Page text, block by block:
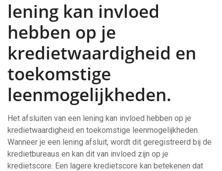
lening kan invloed
hebben op je
kredietwaardigheid en
toekomstige
leenmogelijkheden.
Het afsluiten van een lening kan invloed hebben op je
kredietwaardigheid en toekomstige leenmogelijkheden.
Wanneer je een lening afsluit, wordt dit geregistreerd bij de
kredietbureaus en kan dit van invloed zijn op je
kredietscore. Een lagere kredietscore kan betekenen dat